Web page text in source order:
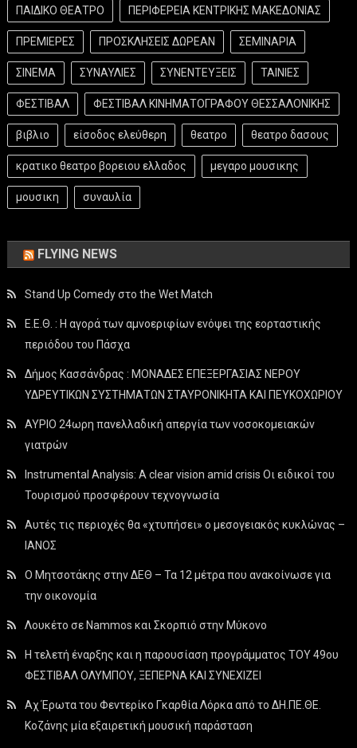
ΠΑΙΔΙΚΟ ΘΕΑΤΡΟ ΠΕΡΙΦΕΡΕΙΑ ΚΕΝΤΡΙΚΗΣ ΜΑΚΕΔΟΝΙΑΣ
ΠΡΕΜΙΕΡΕΣ ΠΡΟΣΚΛΗΣΕΙΣ ΔΩΡΕΑΝ ΣΕΜΙΝΑΡΙΑ
ΣΙΝΕΜΑ ΣΥΝΑΥΛΙΕΣ ΣΥΝΕΝΤΕΥΞΕΙΣ ΤΑΙΝΙΕΣ
ΦΕΣΤΙΒΑΛ ΦΕΣΤΙΒΑΛ ΚΙΝΗΜΑΤΟΓΡΑΦΟΥ ΘΕΣΣΑΛΟΝΙΚΗΣ
βιβλιο είσοδος ελεύθερη θεατρο θεατρο δασους
κρατικο θεατρο βορειου ελλαδος μεγαρο μουσικης
μουσικη συναυλία
FLYING NEWS
Stand Up Comedy στο the Wet Match
Ε.Ε.Θ. : Η αγορά των αμνοεριφίων ενόψει της εορταστικής
περιόδου του Πάσχα
Δήμος Κασσάνδρας : ΜΟΝΑΔΕΣ ΕΠΕΞΕΡΓΑΣΙΑΣ ΝΕΡΟΥ
ΥΔΡΕΥΤΙΚΩΝ ΣΥΣΤΗΜΑΤΩΝ ΣΤΑΥΡΟΝΙΚΗΤΑ ΚΑΙ ΠΕΥΚΟΧΩΡΙΟΥ
ΑΥΡΙΟ 24ωρη πανελλαδική απεργία των νοσοκομειακών
γιατρών
Instrumental Analysis: A clear vision amid crisis Οι ειδικοί του
Τουρισμού προσφέρουν τεχνογνωσία
Αυτές τις περιοχές θα «χτυπήσει» ο μεσογειακός κυκλώνας –
ΙΑΝΟΣ
Ο Μητσοτάκης στην ΔΕΘ – Τα 12 μέτρα που ανακοίνωσε για
την οικονομία
Λουκέτο σε Nammos και Σκορπιό στην Μύκονο
Η τελετή έναρξης και η παρουσίαση προγράμματος ΤΟΥ 49ου
ΦΕΣΤΙΒΑΛ ΟΛΥΜΠΟΥ, ΞΕΠΕΡΝΑ ΚΑΙ ΣΥΝΕΧΙΖΕΙ
Αχ Έρωτα του Φεντερίκο Γκαρθία Λόρκα από το ΔΗ.ΠΕ.ΘΕ.
Κοζάνης μία εξαιρετική μουσική παράσταση